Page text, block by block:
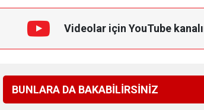
Videolar için YouTube
BUNLARA DA BAKABİLİRSİNİZ